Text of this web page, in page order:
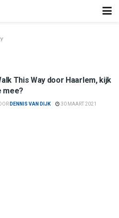
This Way door Haarlem, kijk
mee?
DENNIS VAN DIJK 30 MAART 2021